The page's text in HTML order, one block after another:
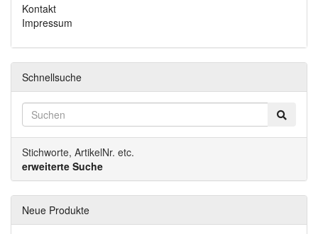
Kontakt
Impressum
Schnellsuche
Stichworte, ArtikelNr. etc.
erweiterte Suche
Neue Produkte